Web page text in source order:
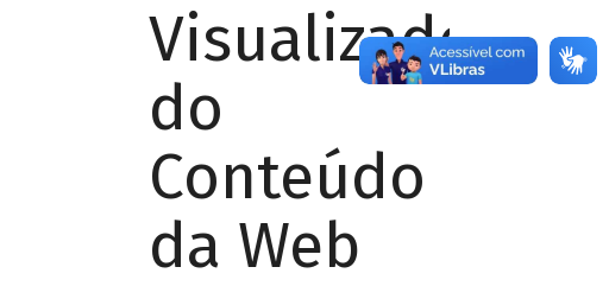
Visualizador
do
Conteúdo
da Web